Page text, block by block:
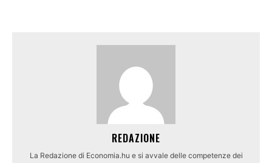
REDAZIONE
La Redazione di Economia.hu e si avvale delle competenze dei